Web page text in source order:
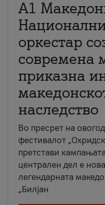
А1
оркестар
современа
приказна
наследство
Во пресрет на
фестивалот
претстави
централен дел е
легендарната
„Билјан